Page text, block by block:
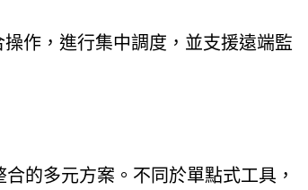
作，進行集中調度，並支援遠端監
的多元方案。不同於單點式工具，